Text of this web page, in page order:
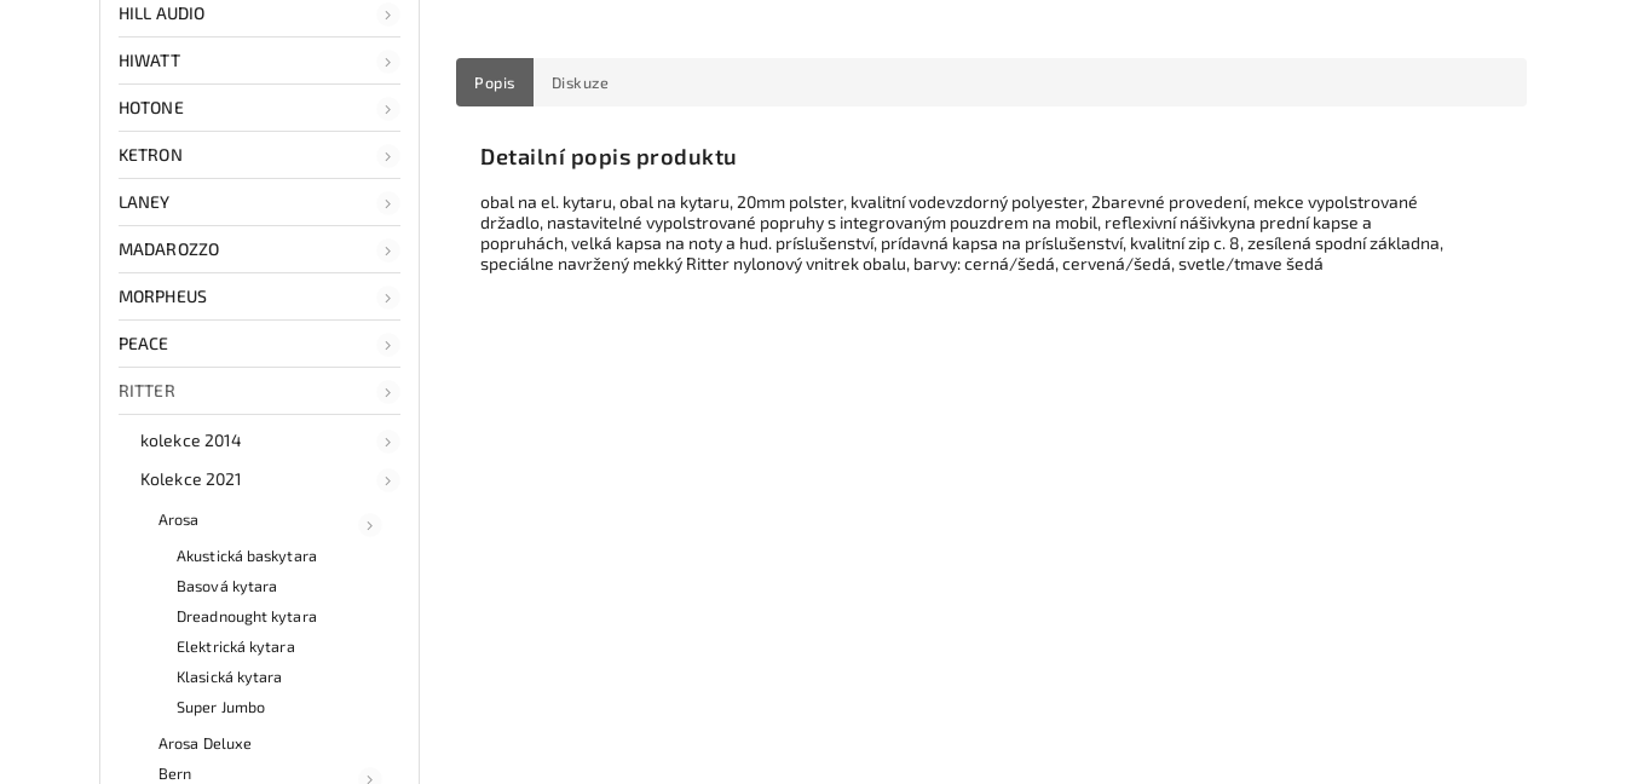
HILL AUDIO
HIWATT
HOTONE
KETRON
LANEY
MADAROZZO
MORPHEUS
PEACE
RITTER
kolekce 2014
Kolekce 2021
Arosa
Akustická baskytara
Basová kytara
Dreadnought kytara
Elektrická kytara
Klasická kytara
Super Jumbo
Arosa Deluxe
Bern
Popis Diskuze
Detailní popis produktu
obal na el. kytaru, obal na kytaru, 20mm polster, kvalitní vodevzdorný polyester, 2barevné provedení, mekce vypolstrované
držadlo, nastavitelné vypolstrované popruhy s integrovaným pouzdrem na mobil, reflexivní nášivkyna prední kapse a
popruhách, velká kapsa na noty a hud. príslušenství, prídavná kapsa na príslušenství, kvalitní zip c. 8, zesílená spodní základna,
speciálne navržený mekký Ritter nylonový vnitrek obalu, barvy: cerná/šedá, cervená/šedá, svetle/tmave šedá